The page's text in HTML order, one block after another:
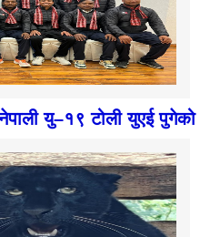
यु–१९ टोली युएई पुगेको